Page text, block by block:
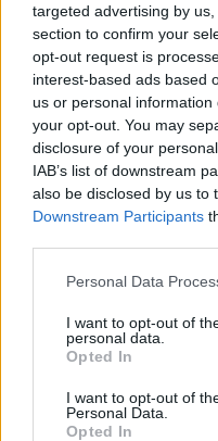
targeted advertising by
section to confirm your
opt-out request is
interest-based ads based
us or personal
your opt-out. You may
disclosure of your
IAB’s list of downstream
also be disclosed by us to
Downstream Participants
Please note that this
not limited to your visit or
grant or deny consent to
use your data for below
consent section.
Personal Data
I want to opt-out of
personal data.
Opted In
I want to opt-out of
Personal Data.
Opted In
Όροι Χρήσης. Το site
Πολιτική Απορρήτου&Όροι
EUROVISION
Share:
Ακολουθήστε το
τελευταία νέατης